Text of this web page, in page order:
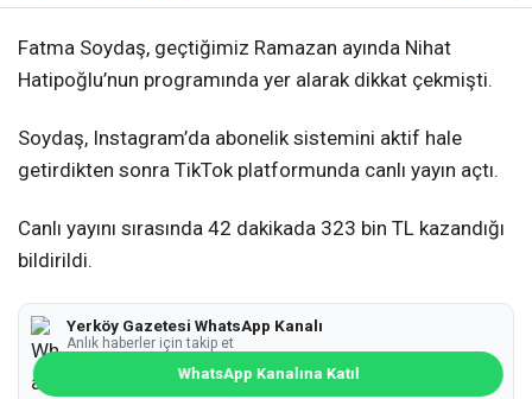
Fatma Soydaş, geçtiğimiz Ramazan ayında Nihat
Hatipoğlu’nun programında yer alarak dikkat çekmişti.
Soydaş, Instagram’da abonelik sistemini aktif hale
getirdikten sonra TikTok platformunda canlı yayın açtı.
Canlı yayını sırasında 42 dakikada 323 bin TL kazandığı
bildirildi.
Yerköy Gazetesi WhatsApp Kanalı
Anlık haberler için takip et
WhatsApp Kanalına Katıl